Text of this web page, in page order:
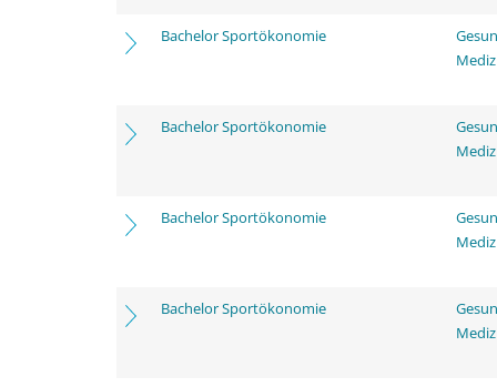
Bachelor Sportökonomie
Bachelor Sportökonomie
Bachelor Sportökonomie
Bachelor Sportökonomie